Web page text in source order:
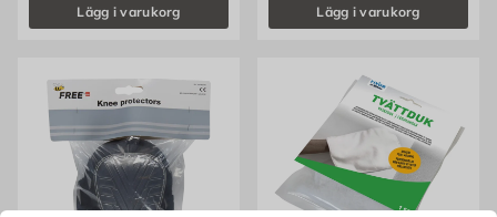
Lägg i varukorg Lägg i varukorg